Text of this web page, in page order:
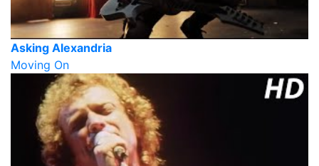
Asking Alexandria
Moving On